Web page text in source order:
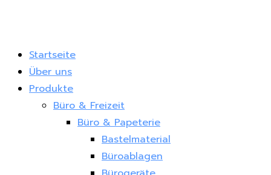
Startseite
Über uns
Produkte
Büro & Freizeit
Büro & Papeterie
Bastelmaterial
Büroablagen